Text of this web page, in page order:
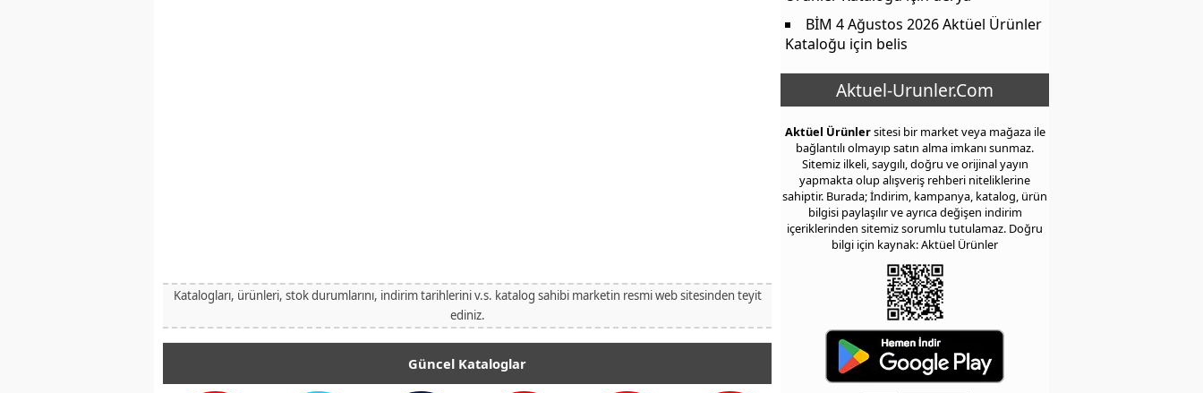
Katalogları, ürünleri, stok durumlarını, indirim tarihlerini v.s. katalog sahibi marketin resmi web sitesinden teyit
ediniz.
Güncel Kataloglar
BİM 4 Ağustos 2026 Aktüel Ürünler
Kataloğu için belis
Aktuel-Urunler.Com
Aktüel Ürünlersitesi bir market veya mağaza ile
bağlantılı olmayıp satın alma imkanı sunmaz.
Sitemiz ilkeli, saygılı, doğru ve orijinal yayın
yapmakta olup alışveriş rehberi niteliklerine
sahiptir. Burada; İndirim, kampanya, katalog, ürün
bilgisi paylaşılır ve ayrıca değişen indirim
içeriklerinden sitemiz sorumlu tutulamaz. Doğru
bilgi için kaynak: Aktüel Ürünler